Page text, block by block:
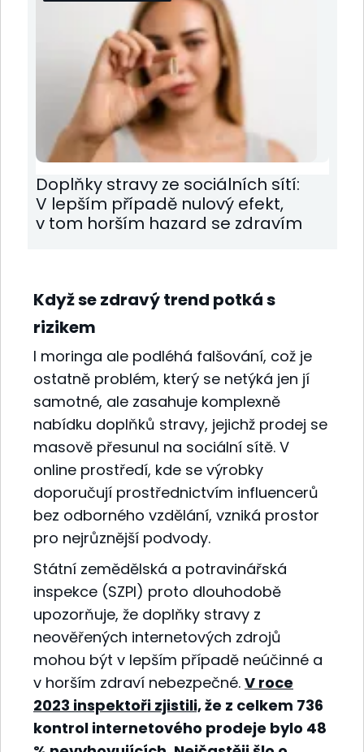
Doplňky stravy ze sociálních sítí:
V lepším případě nulový efekt,
v tom horším hazard se zdravím
Když se zdravý trend potká s
rizikem
I moringa ale podléhá falšování, což je
ostatně problém, který se netýká jen jí
samotné, ale zasahuje komplexně
nabídku doplňků stravy, jejichž prodej se
masově přesunul na sociální sítě. V
online prostředí, kde se výrobky
doporučují prostřednictvím influencerů
bez odborného vzdělání, vzniká prostor
pro nejrůznější podvody.
Státní zemědělská a potravinářská
inspekce (SZPI) proto dlouhodobě
upozorňuje, že doplňky stravy z
neověřených internetových zdrojů
mohou být v lepším případě neúčinné a
v horším zdraví nebezpečné. V roce
2023 inspektoři zjistili,že z celkem 736
kontrol internetového prodeje bylo 48